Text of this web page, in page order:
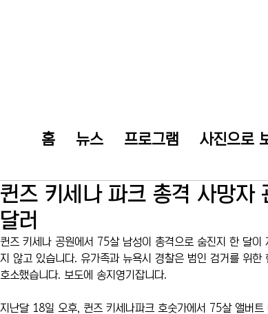
홈 뉴스 프로그램 사진으로
퀸즈 키세나 파크 총격 사망자
달러
퀸즈 키세나 공원에서 75살 남성이 총격으로 숨진지 한 달
지 않고 있습니다. 유가족과 뉴욕시 경찰은 범인 검거를 위
호소했습니다. 보도에 송지영기잡니다.
지난달 18일 오후, 퀸즈 키세나파크 호숫가에서 75살 앨버